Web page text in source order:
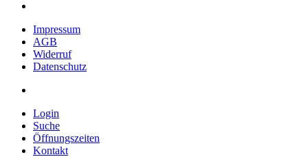
Impressum
AGB
Widerruf
Datenschutz
Login
Suche
Öffnungszeiten
Kontakt